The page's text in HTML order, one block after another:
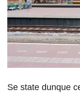
Se state dunque